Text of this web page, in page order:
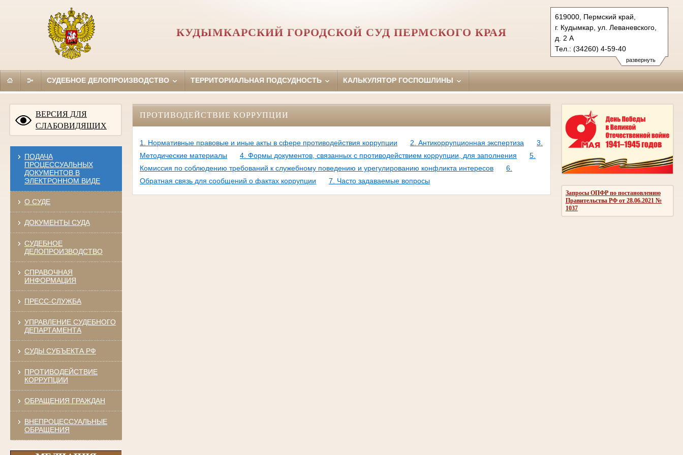
развернуть
619000, Пермский край,
г. Кудымкар, ул. Леваневского,
д. 2 А
Тел.: (34260) 4-59-40
kudymkarsky.kpo@sudrf.ru
КУДЫМКАРСКИЙ ГОРОДСКОЙ СУД ПЕРМСКОГО КРАЯ
СУДЕБНОЕ ДЕЛОПРОИЗВОДСТВО ТЕРРИТОРИАЛЬНАЯ ПОДСУДНОСТЬ КАЛЬКУЛЯТОР ГОСПОШЛИНЫ
ВЕРСИЯ ДЛЯ
СЛАБОВИДЯЩИХ
ПОДАЧА
ПРОЦЕССУАЛЬНЫХ
ДОКУМЕНТОВ В
ЭЛЕКТРОННОМ ВИДЕ
О СУДЕ
ДОКУМЕНТЫ СУДА
СУДЕБНОЕ
ДЕЛОПРОИЗВОДСТВО
СПРАВОЧНАЯ
ИНФОРМАЦИЯ
ПРЕСС-СЛУЖБА
УПРАВЛЕНИЕ СУДЕБНОГО
ДЕПАРТАМЕНТА
СУДЫ СУБЪЕКТА РФ
ПРОТИВОДЕЙСТВИЕ
КОРРУПЦИИ
ОБРАЩЕНИЯ ГРАЖДАН
ВНЕПРОЦЕССУАЛЬНЫЕ
ОБРАЩЕНИЯ
Запросы ОПФР по постановлению
Правительства РФ от 28.06.2021 №
1037
ПРОТИВОДЕЙСТВИЕ КОРРУПЦИИ
1. Нормативные правовые и иные акты в сфере противодействия коррупции 2. Антикоррупционная экспертиза
3.
Методические материалы
4. Формы документов, связанных с противодействием коррупции, для заполнения
5.
Комиссия по соблюдению требований к служебному поведению и урегулированию конфликта интересов
6.
Обратная связь для сообщений о фактах коррупции
7. Часто задаваемые вопросы